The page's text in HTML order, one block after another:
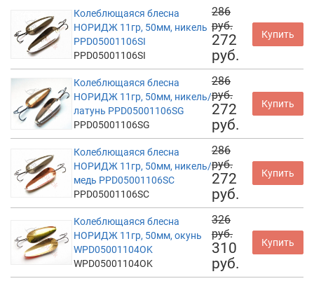
Колеблющаяся блесна
НОРИДЖ 11гр, 50мм, никель
PPD05001106SI
PPD05001106SI
286
руб.
272
руб.
Купить
Колеблющаяся блесна
НОРИДЖ 11гр, 50мм, никель/
латунь PPD05001106SG
PPD05001106SG
286
руб.
272
руб.
Купить
Колеблющаяся блесна
НОРИДЖ 11гр, 50мм, никель/
медь PPD05001106SC
PPD05001106SC
286
руб.
272
руб.
Купить
Колеблющаяся блесна
НОРИДЖ 11гр, 50мм, окунь
WPD05001104OK
WPD05001104OK
326
руб.
310
руб.
Купить